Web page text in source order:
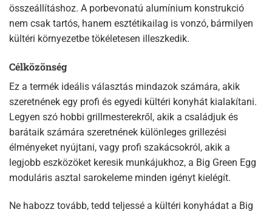
összeállításhoz. A porbevonatú alumínium konstrukció
nem csak tartós, hanem esztétikailag is vonzó, bármilyen
kültéri környezetbe tökéletesen illeszkedik.
Célközönség
Ez a termék ideális választás mindazok számára, akik
szeretnének egy profi és egyedi kültéri konyhát kialakítani.
Legyen szó hobbi grillmesterekről, akik a családjuk és
barátaik számára szeretnének különleges grillezési
élményeket nyújtani, vagy profi szakácsokról, akik a
legjobb eszközöket keresik munkájukhoz, a Big Green Egg
moduláris asztal sarokeleme minden igényt kielégít.
Ne habozz tovább, tedd teljessé a kültéri konyhádat a Big